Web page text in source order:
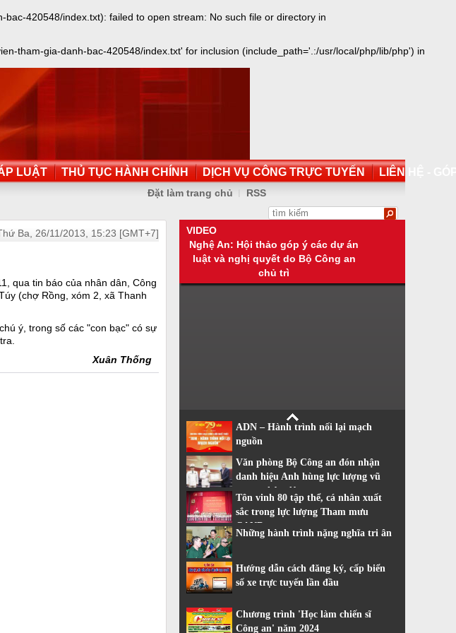
420548/index.txt): failed to open stream: No such file or directory in
tham-gia-danh-bac-420548/index.txt' for inclusion (include_path='.:/usr/local/php/lib/php') in
LUẬT THỦ TỤC HÀNH CHÍNH DỊCH VỤ CÔNG TRỰC TUYẾN LIÊN HỆ -
Đặt làm trang chủ RSS
Ba, 26/11/2013, 15:23 [GMT+7]
qua tin báo của nhân dân, Công
(chợ Rồng, xóm 2, xã Thanh
ý, trong số các "con bạc" có sự
Xuân Thống
VIDEO
Nghệ An: Hội thảo góp ý các dự án
luật và nghị quyết do Bộ Công an
chủ trì
ADN – Hành trình nối lại mạch
nguồn
Văn phòng Bộ Công an đón nhận
danh hiệu Anh hùng lực lượng vũ
trang nhân dân
Tôn vinh 80 tập thể, cá nhân xuất
sắc trong lực lượng Tham mưu
CAND
Những hành trình nặng nghĩa tri ân
Hướng dẫn cách đăng ký, cấp biển
số xe trực tuyến lần đầu
Chương trình 'Học làm chiến sĩ
Công an' năm 2024